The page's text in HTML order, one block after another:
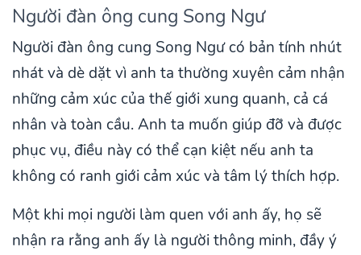
Người đàn ông cung Song Ngư
Người đàn ông cung Song Ngư có bản tính nhút
nhát và dè dặt vì anh ta thường xuyên cảm nhận
những cảm xúc của thế giới xung quanh, cả cá
nhân và toàn cầu. Anh ta muốn giúp đỡ và được
phục vụ, điều này có thể cạn kiệt nếu anh ta
không có ranh giới cảm xúc và tâm lý thích hợp.
Một khi mọi người làm quen với anh ấy, họ sẽ
nhận ra rằng anh ấy là người thông minh, đầy ý